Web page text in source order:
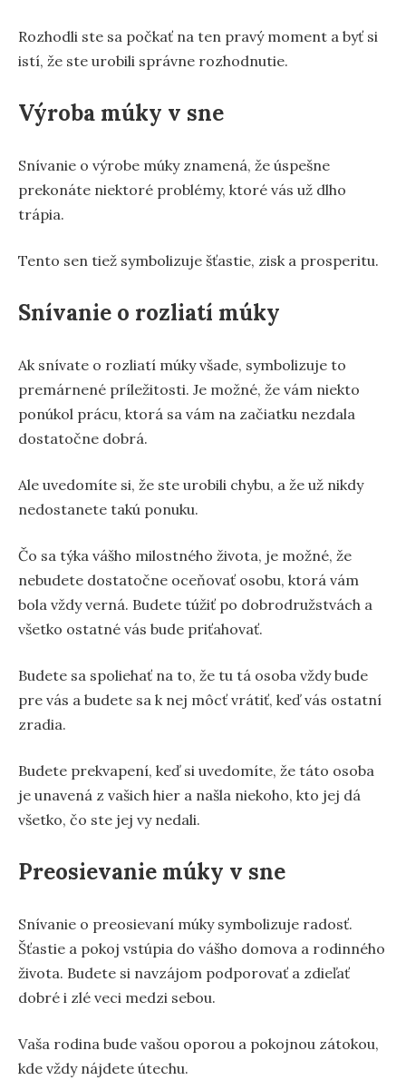
Rozhodli ste sa počkať na ten pravý moment a byť si
istí, že ste urobili správne rozhodnutie.
Výroba múky v sne
Snívanie o výrobe múky znamená, že úspešne
prekonáte niektoré problémy, ktoré vás už dlho
trápia.
Tento sen tiež symbolizuje šťastie, zisk a prosperitu.
Snívanie o rozliatí múky
Ak snívate o rozliatí múky všade, symbolizuje to
premárnené príležitosti. Je možné, že vám niekto
ponúkol prácu, ktorá sa vám na začiatku nezdala
dostatočne dobrá.
Ale uvedomíte si, že ste urobili chybu, a že už nikdy
nedostanete takú ponuku.
Čo sa týka vášho milostného života, je možné, že
nebudete dostatočne oceňovať osobu, ktorá vám
bola vždy verná. Budete túžiť po dobrodružstvách a
všetko ostatné vás bude priťahovať.
Budete sa spoliehať na to, že tu tá osoba vždy bude
pre vás a budete sa k nej môcť vrátiť, keď vás ostatní
zradia.
Budete prekvapení, keď si uvedomíte, že táto osoba
je unavená z vašich hier a našla niekoho, kto jej dá
všetko, čo ste jej vy nedali.
Preosievanie múky v sne
Snívanie o preosievaní múky symbolizuje radosť.
Šťastie a pokoj vstúpia do vášho domova a rodinného
života. Budete si navzájom podporovať a zdieľať
dobré i zlé veci medzi sebou.
Vaša rodina bude vašou oporou a pokojnou zátokou,
kde vždy nájdete útechu.